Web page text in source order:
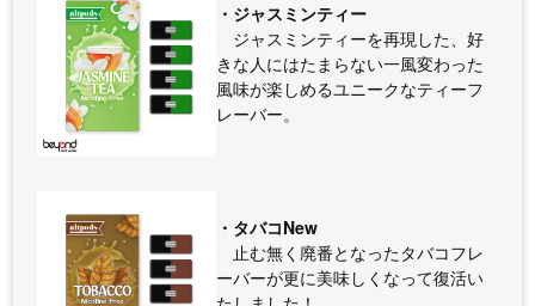
・ジャスミンティー
ジャスミンティーを再現した、好
きな人にはたまらない一風変わった
風味が楽しめるユニークなティーフ
レーバー。
・タバコNew
止む無く廃番となったタバコフレ
ーバーが更に美味しくなって復活い